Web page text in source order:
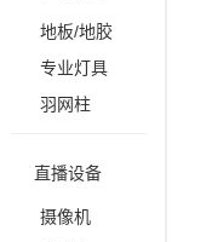
地板/地胶
专业灯具
羽网柱
直播设备
摄像机